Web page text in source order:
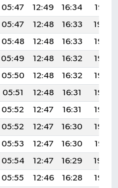
05:47 12:49 16:34
19:41
05:47 12:48 16:33
19:40
05:48 12:48 16:33
19:38
05:49 12:48 16:32
19:37
05:50 12:48 16:32
19:36
05:51 12:48 16:31
19:35
05:52 12:47 16:31
19:33
05:52 12:47 16:30
19:32
05:53 12:47 16:30
19:31
05:54 12:47 16:29
19:29
05:55 12:46 16:28
19:28